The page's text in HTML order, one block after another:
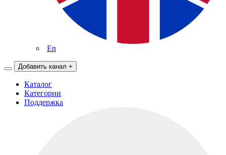
En
Добавить канал +
Каталог
Категории
Поддержка